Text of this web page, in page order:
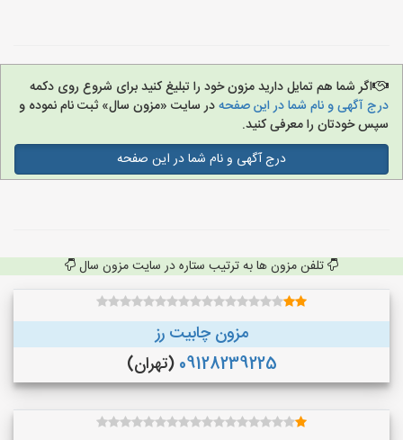
اگر شما هم تمایل دارید مزون خود را تبلیغ کنید برای شروع روی دکمه
درج آگهی و نام شما در این صفحهدر سایت «مزون سال» ثبت نام نموده و
سپس خودتان را معرفی کنید.
درج آگهی و نام شما در این صفحه
تلفن مزون ها به ترتیب ستاره در سایت مزون سال
مزون چابیت رز
09128239225 (تهران)